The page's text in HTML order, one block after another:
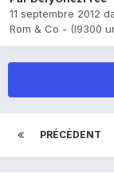
11 septembre 2012
Rom & Co - (I9300
PRÉCÉDENT